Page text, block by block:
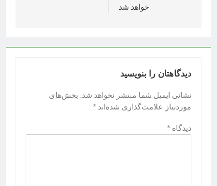
خواهد شد
دیدگاهتان را بنویسید
نشانی ایمیل شما منتشر نخواهد شد. بخش‌های
موردنیاز علامت‌گذاری شده‌اند *
دیدگاه *